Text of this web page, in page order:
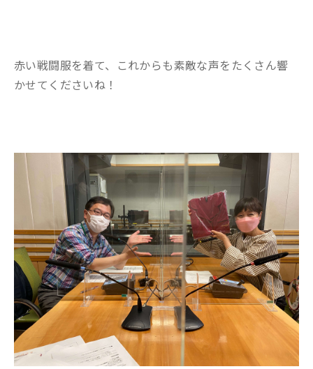
赤い戦闘服を着て、これからも素敵な声をたくさん響
かせてくださいね！